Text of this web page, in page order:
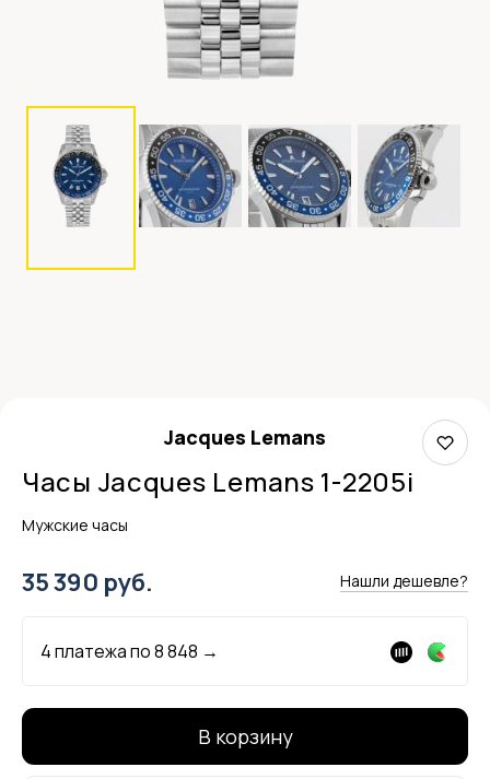
Jacques Lemans
Часы Jacques Lemans 1-2205i
Мужские часы
35 390 руб. Нашли дешевле?
4 платежа по8 848 →
В корзину